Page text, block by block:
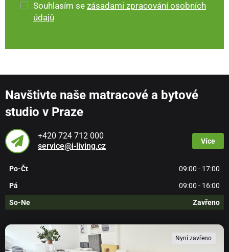
Souhlasím se zásadami zpracování osobních
údajů
Navštivte naše matracové a bytové
studio v Praze
+420 724 712 000
service@i-living.cz
Více
Po-Čt 09:00 - 17:00
Pá 09:00 - 16:00
So-Ne Zavřeno
Nyní zavřeno